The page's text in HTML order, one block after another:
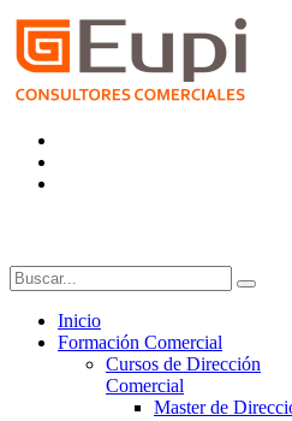
Inicio
Formación Comercial
Cursos de Dirección
Comercial
Master de